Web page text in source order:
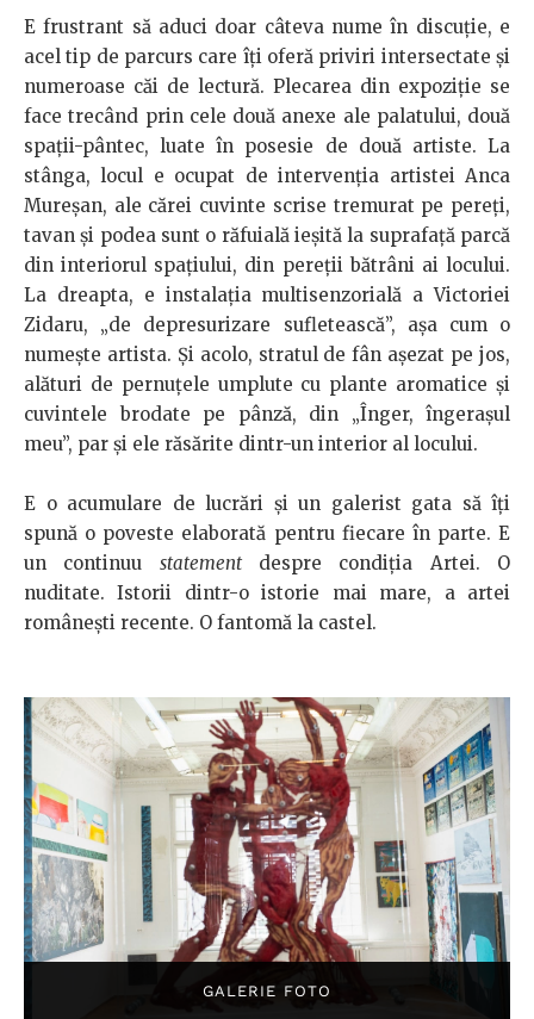
E frustrant să aduci doar câteva nume în discuție, e
acel tip de parcurs care îți oferă priviri intersectate și
numeroase căi de lectură. Plecarea din expoziție se
face trecând prin cele două anexe ale palatului, două
spații-pântec, luate în posesie de două artiste. La
stânga, locul e ocupat de intervenția artistei Anca
Mureșan, ale cărei cuvinte scrise tremurat pe pereți,
tavan și podea sunt o răfuială ieșită la suprafață parcă
din interiorul spațiului, din pereții bătrâni ai locului.
La dreapta, e instalația multisenzorială a Victoriei
Zidaru, „de depresurizare sufletească”, așa cum o
numește artista. Și acolo, stratul de fân așezat pe jos,
alături de pernuțele umplute cu plante aromatice și
cuvintele brodate pe pânză, din „Înger, îngerașul
meu”, par și ele răsărite dintr-un interior al locului.
E o acumulare de lucrări și un galerist gata să îți
spună o poveste elaborată pentru fiecare în parte. E
un continuu statementdespre condiția Artei. O
nuditate. Istorii dintr-o istorie mai mare, a artei
românești recente. O fantomă la castel.